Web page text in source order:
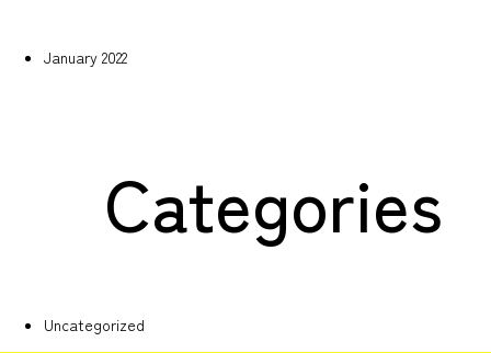
January 2022
Categories
Uncategorized